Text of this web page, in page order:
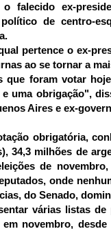
falecido ex-
de centro-
pertence o ex-
ao se tornar a
que foram votar
uma obrigação",
Aires e ex-
obrigatória,
34,3 milhões de
de
onde
do Senado,
várias listas
novembro,